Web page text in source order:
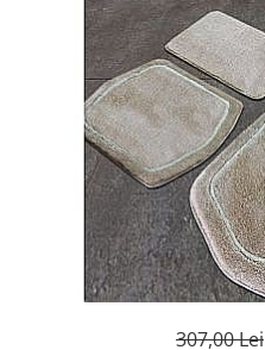
Policotton
Tesatura Jacquard
Accesorii
Covorase si seturi de covoare
pentru baie
307,00 Lei